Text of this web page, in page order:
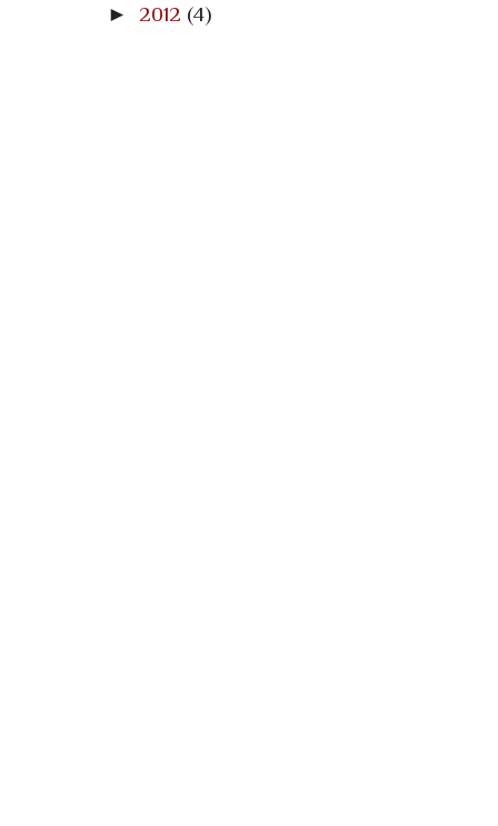
► 2012 (4)